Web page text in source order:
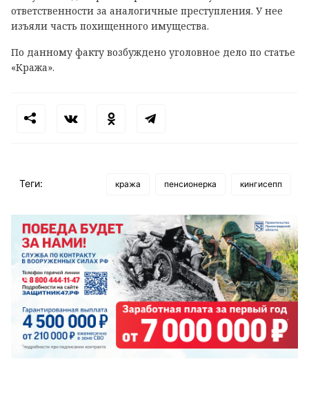
ответственности за аналогичные преступления. У нее
изъяли часть похищенного имущества.
По данному факту возбуждено уголовное дело по статье
«Кража».
Теги: кража пенсионерка кингисепп